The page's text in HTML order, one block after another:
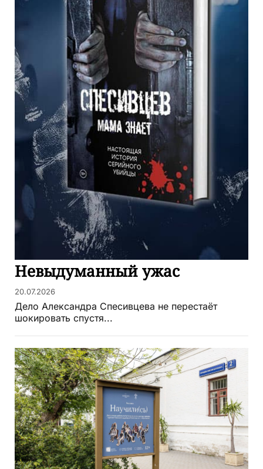
Невыдуманный ужас
20.07.2026
Дело Александра Спесивцева не перестаёт
шокировать спустя...